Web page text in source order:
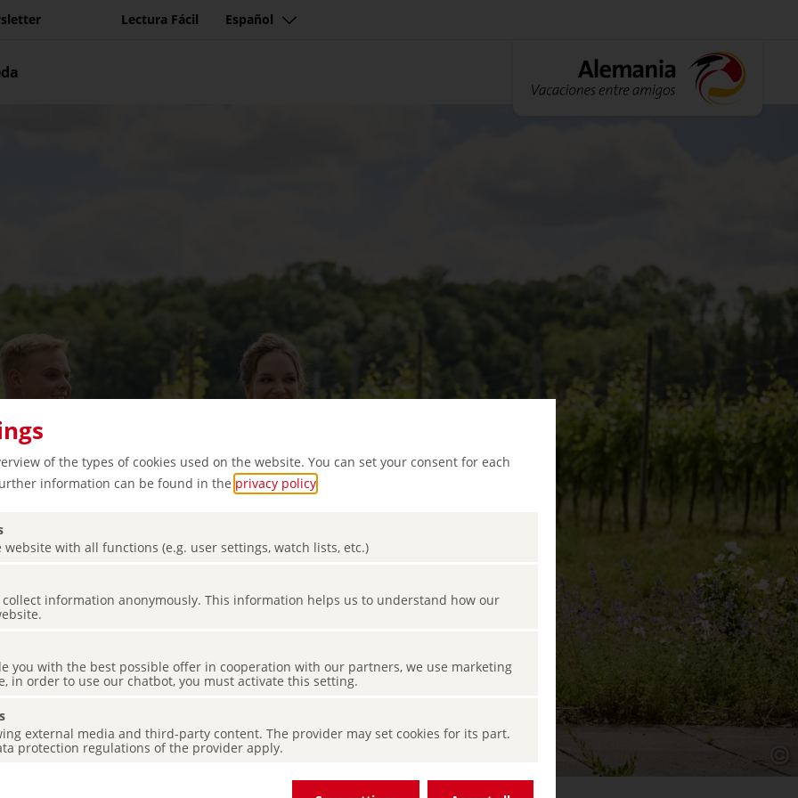
of the types of cookies used on the website. You can set your consent for each
information can be found in the privacy policy
website with all functions (e.g. user settings, watch lists, etc.)
collect information anonymously. This information helps us to understand how our
you with the best possible offer in cooperation with our partners, we use marketing
in order to use our chatbot, you must activate this setting.
external media and third-party content. The provider may set cookies for its part.
protection regulations of the provider apply.
Lectura Fácil Español